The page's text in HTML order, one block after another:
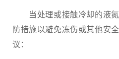
当处理或接触冷却的液氮
防措施以避免冻伤或其他安
议：